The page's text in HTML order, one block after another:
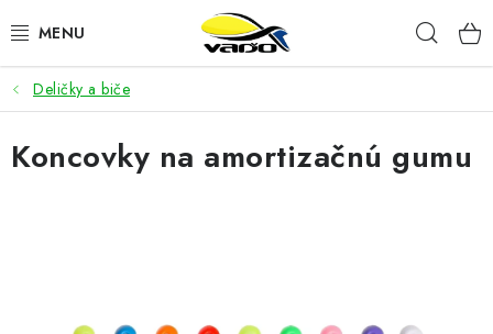
na
ŽIVÁ NÁSTRAHA
BIŽUTÉRIA
VLASCE
Deličky a biče
Koncovky na amortizačnú gumu